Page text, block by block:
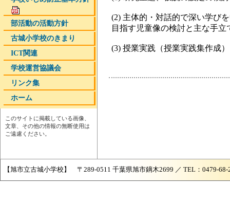
部活動の活動方針
古城小学校のきまり
ICT関連
学校運営協議会
リンク集
ホーム
このサイトに掲載している画像、
文章、その他の情報の無断使用は
ご遠慮ください。
(2) 主体的・対話的で深い学び
目指す児童像の検討と主な手立
(3) 授業実践（授業実践集作成）
【旭市立古城小学校】 〒289-0511 千葉県旭市鏑木2699 ／ TEL：0479-68-